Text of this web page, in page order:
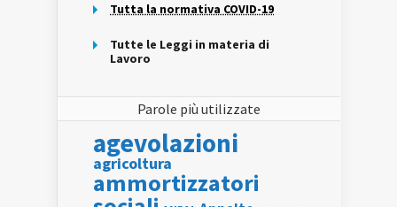
Tutta la normativa COVID-19
Tutte le Leggi in materia di
Lavoro
Parole più utilizzate
agevolazioni
agricoltura
ammortizzatori